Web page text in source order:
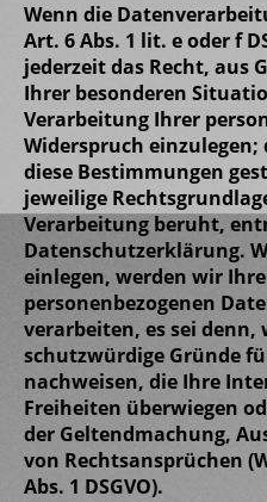
Wenn die
Art. 6 Abs. 1 lit. e oder f
jederzeit das Recht, aus
Ihrer besonderen
Verarbeitung Ihrer
Widerspruch
diese Bestimmungen
jeweilige
Verarbeitung beruht,
Datenschutzerklärung.
einlegen, werden wir
personenbezogenen
verarbeiten, es sei
schutzwürdige Gründe
nachweisen, die Ihre
Freiheiten überwiegen
der Geltendmachung,
von Rechtsansprüchen
Abs. 1 DSGVO).